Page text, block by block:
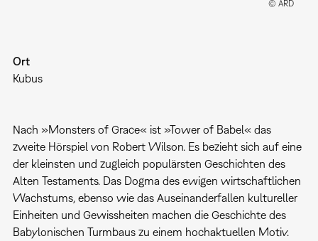
© ARD
Ort
Kubus
Nach »Monsters of Grace« ist »Tower of Babel« das
zweite Hörspiel von Robert Wilson. Es bezieht sich auf eine
der kleinsten und zugleich populärsten Geschichten des
Alten Testaments. Das Dogma des ewigen wirtschaftlichen
Wachstums, ebenso wie das Auseinanderfallen kultureller
Einheiten und Gewissheiten machen die Geschichte des
Babylonischen Turmbaus zu einem hochaktuellen Motiv.